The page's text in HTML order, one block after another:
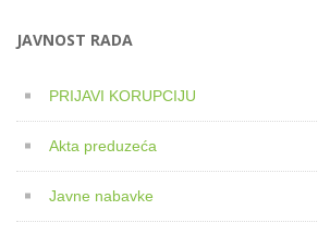
JAVNOST RADA
PRIJAVI KORUPCIJU
Akta preduzeća
Javne nabavke